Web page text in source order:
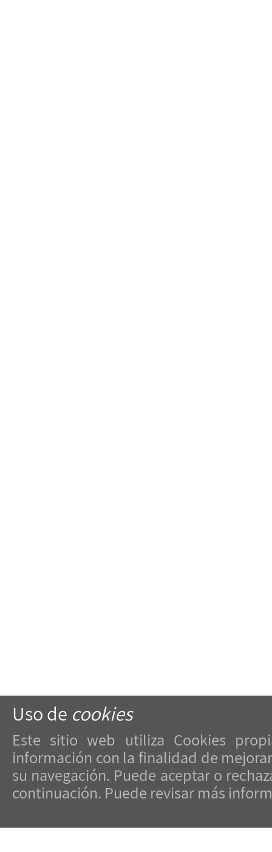
Uso de cookies
Este sitio web utiliza Cookies
información con la finalidad de
su navegación. Puede aceptar o
continuación. Puede revisar más
Pza. de Portugal, nº2 baixo
36201, Vigo
Rúa Enfesta de San Telmo, nº23
36002, Pontevedra